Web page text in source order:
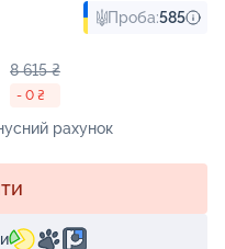
Проба:585
8 615 ₴
- 0 ₴
рахунок